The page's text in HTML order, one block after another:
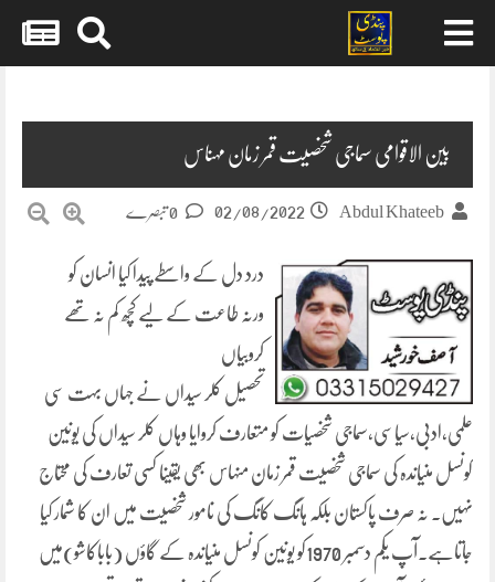
بین الاقوامی سماجی شخصیت قمر زمان مہناس
Abdul Khateeb
02/08/2022
درد دل کے واسطے پیدا کیا انسان کو
ورنہ طاعت کے لیے کچھ کم نہ تھے
کروبیاں
تحصیل کلر سیداں نے جہاں بہت سی
علمی،ادبی،سیاسی،سماجی شخصیات کو متعارف کروایا وہاں کلر سیداں کی یونین
کونسل منیاندہ کی سماجی شخصیت قمر زمان منہاس بھی یقینا کسی تعارف کی محتاج
نہیں۔ نہ صرف پاکستان بلکہ ہانگ کانگ کی نامور شخصیت میں ان کا شمار کیا
جاتاہے۔آپ یکم دسمبر 1970کو یونین کونسل منیاندہ کے گاؤں (باباکاشو)میں